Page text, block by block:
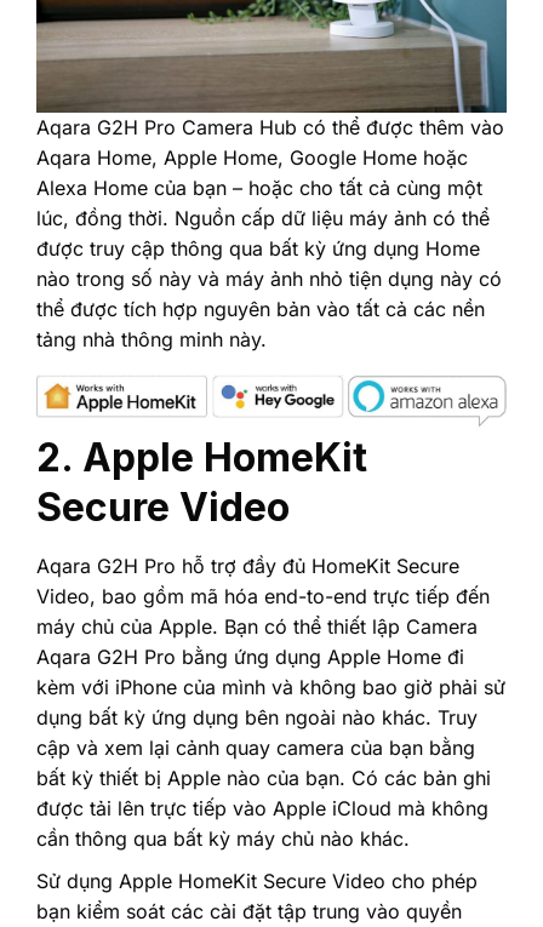
‎Aqara G2H Pro Camera Hub có thể được thêm vào
Aqara Home, Apple Home, Google Home hoặc
Alexa Home của bạn – hoặc cho tất cả cùng một
lúc, đồng thời. Nguồn cấp dữ liệu máy ảnh có thể
được truy cập thông qua bất kỳ ứng dụng Home
nào trong số này và máy ảnh nhỏ tiện dụng này có
thể được tích hợp nguyên bản vào tất cả các nền
tảng nhà thông minh này.‎
2. Apple HomeKit
Secure Video
‎Aqara G2H Pro hỗ trợ đầy đủ HomeKit Secure
Video, bao gồm mã hóa end-to-end trực tiếp đến
máy chủ của Apple. Bạn có thể thiết lập Camera
Aqara G2H Pro bằng ứng dụng Apple Home đi
kèm với iPhone của mình và không bao giờ phải sử
dụng bất kỳ ứng dụng bên ngoài nào khác. Truy
cập và xem lại cảnh quay camera của bạn bằng
bất kỳ thiết bị Apple nào của bạn. Có các bản ghi
được tải lên trực tiếp vào Apple iCloud mà không
cần thông qua bất kỳ máy chủ nào khác.‎
‎Sử dụng Apple HomeKit Secure Video cho phép
bạn kiểm soát các cài đặt tập trung vào quyền